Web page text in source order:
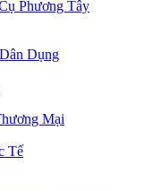
Phương Tây
Dụng
Mại
Tế